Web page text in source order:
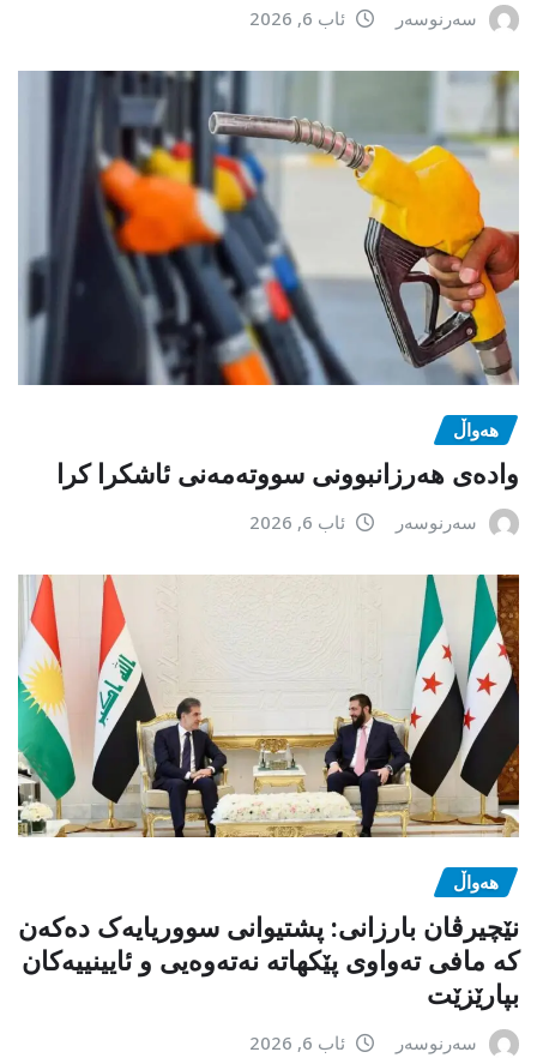
سەرنوسەر ئاب 6, 2026
هەواڵ
وادەی هەرزانبوونی سووتەمەنی ئاشکرا کرا
سەرنوسەر ئاب 6, 2026
هەواڵ
نێچیرڤان بارزانی: پشتیوانی سووریایەک دەکەن
کە مافی تەواوی پێکهاتە نەتەوەیی و ئایینییەکان
بپارێزێت
سەرنوسەر ئاب 6, 2026